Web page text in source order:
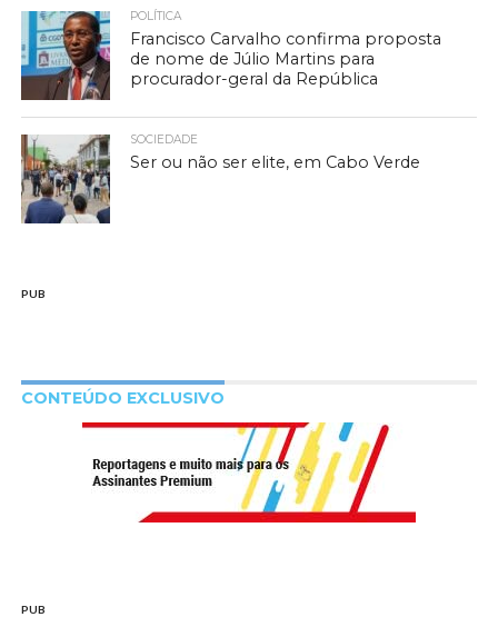
POLÍTICA
Francisco Carvalho confirma proposta
de nome de Júlio Martins para
procurador-geral da República
SOCIEDADE
Ser ou não ser elite, em Cabo Verde
PUB
CONTEÚDO EXCLUSIVO
PUB